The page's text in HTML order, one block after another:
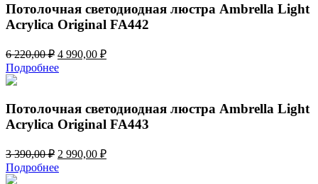
Потолочная светодиодная люстра Ambrella Light
Acrylica Original FA442
6 220,00₽ Первоначальная
цена
составляла
220,00 ₽.
4 990,00 ₽Текущая
Подробнее
Потолочная светодиодная люстра Ambrella Light
Acrylica Original FA443
3 390,00₽ Первоначальная
цена
составляла
2 990,00 ₽Текущая
Подробнее